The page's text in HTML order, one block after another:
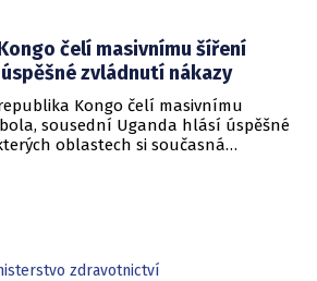
čelí masivnímu šíření
zvládnutí nákazy
Kongo čelí masivnímu
sousední Uganda hlásí úspěšné
oblastech si současná
zdravotnictví